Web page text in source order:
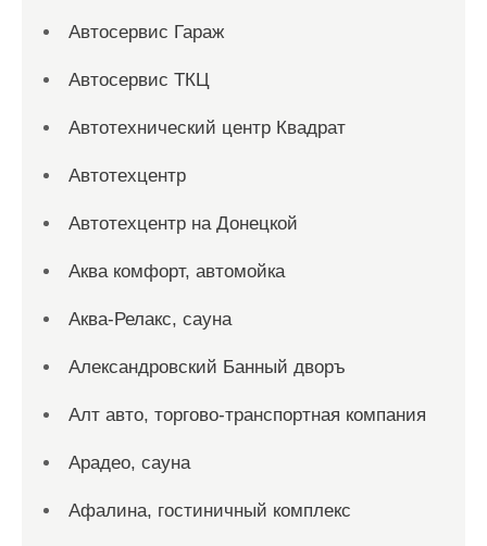
Автосервис Гараж
Автосервис ТКЦ
Автотехнический центр Квадрат
Автотехцентр
Автотехцентр на Донецкой
Аква комфорт, автомойка
Аква-Релакс, сауна
Александровский Банный дворъ
Алт авто, торгово-транспортная компания
Арадео, сауна
Афалина, гостиничный комплекс